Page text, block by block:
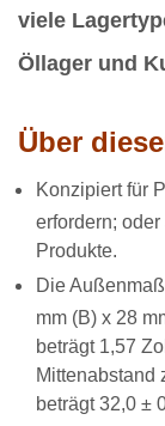
viele
Öllager und
Über
Konzipiertfür
erfordern;
Produkte.
Die
mm (B) x 28
beträgt 1,57
Mittenabstand
beträgt 32,0 ±